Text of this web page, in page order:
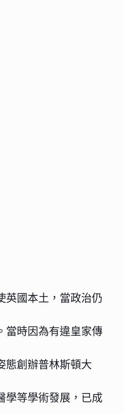
英國本土，當政治仍
當時因為有違皇家傳
態創辦普林斯頓大
學等學術發展，已成